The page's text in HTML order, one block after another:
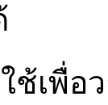
ช้เพื่อ